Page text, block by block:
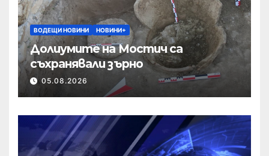
ВОДЕЩИ НОВИНИ НОВИНИ+
Долиумите на Мостич са
съхранявали зърно
05.08.2026